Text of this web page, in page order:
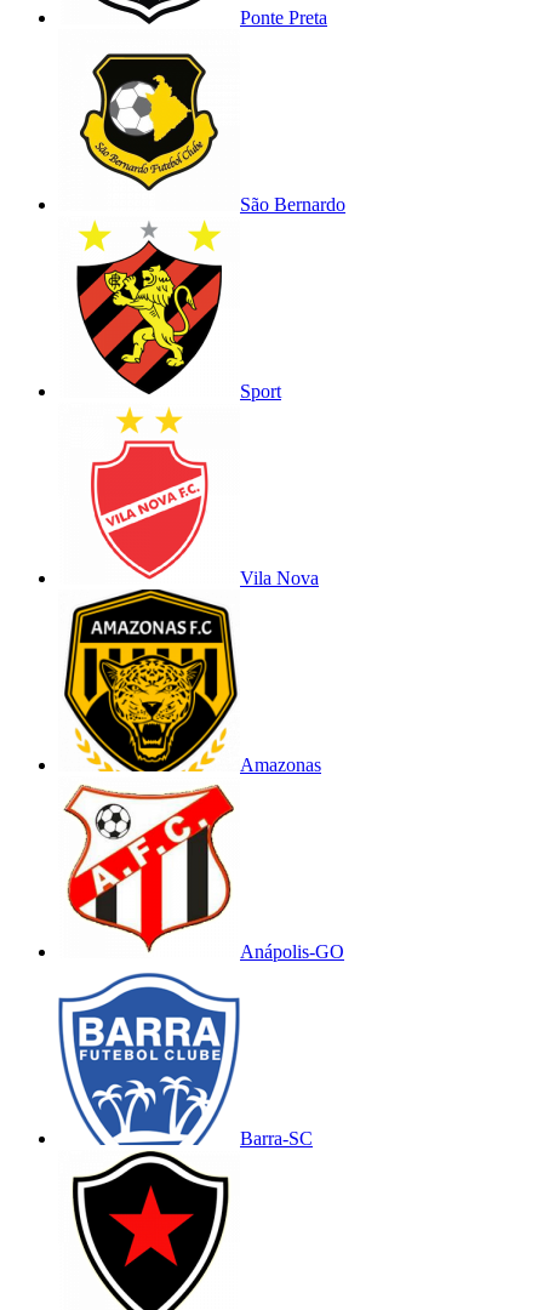
Ponte Preta
São Bernardo
Sport
Vila Nova
Amazonas
Anápolis-GO
Barra-SC